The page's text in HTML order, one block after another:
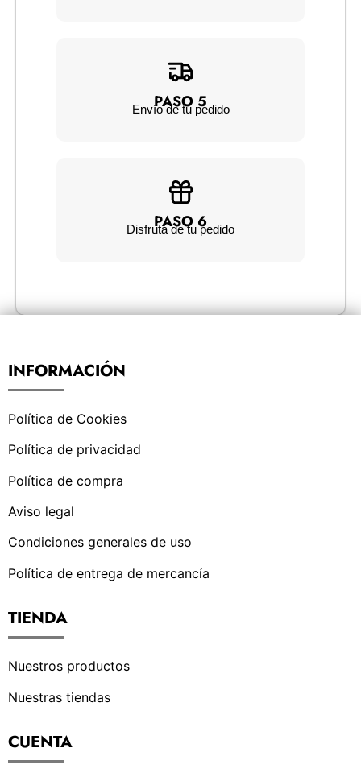
PASO 5
Envío de tu pedido
PASO 6
Disfruta de tu pedido
INFORMACIÓN
Política de Cookies
Política de privacidad
Política de compra
Aviso legal
Condiciones generales de uso
Política de entrega de mercancía
TIENDA
Nuestros productos
Nuestras tiendas
CUENTA